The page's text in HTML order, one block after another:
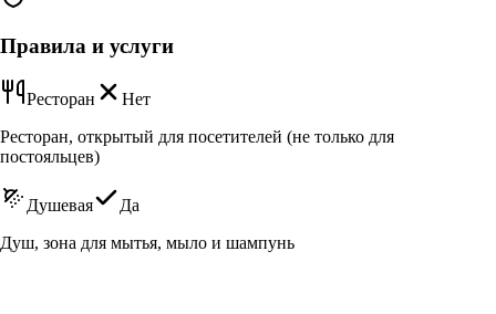
Правила и услуги
Ресторан
Нет
Ресторан, открытый для посетителей (не только для
постояльцев)
Душевая
Да
Душ, зона для мытья, мыло и шампунь